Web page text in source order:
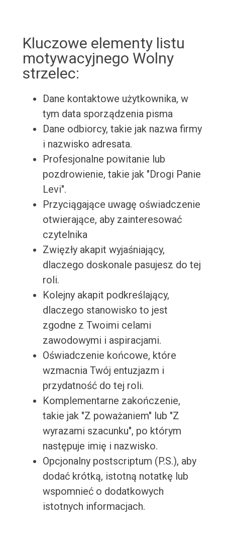
Kluczowe elementy listu
motywacyjnego Wolny
strzelec:
Dane kontaktowe użytkownika, w
tym data sporządzenia pisma
Dane odbiorcy, takie jak nazwa firmy
i nazwisko adresata.
Profesjonalne powitanie lub
pozdrowienie, takie jak "Drogi Panie
Levi".
Przyciągające uwagę oświadczenie
otwierające, aby zainteresować
czytelnika
Zwięzły akapit wyjaśniający,
dlaczego doskonale pasujesz do tej
roli.
Kolejny akapit podkreślający,
dlaczego stanowisko to jest
zgodne z Twoimi celami
zawodowymi i aspiracjami.
Oświadczenie końcowe, które
wzmacnia Twój entuzjazm i
przydatność do tej roli.
Komplementarne zakończenie,
takie jak "Z poważaniem" lub "Z
wyrazami szacunku", po którym
następuje imię i nazwisko.
Opcjonalny postscriptum (P.S.), aby
dodać krótką, istotną notatkę lub
wspomnieć o dodatkowych
istotnych informacjach.